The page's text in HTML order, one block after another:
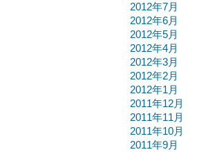
2012年7月
2012年6月
2012年5月
2012年4月
2012年3月
2012年2月
2012年1月
2011年12月
2011年11月
2011年10月
2011年9月